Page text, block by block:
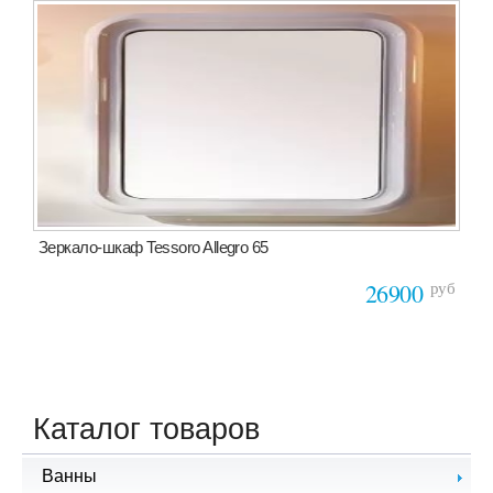
Каталог товаров
Ванны
Зеркало-шкаф Tessoro Allegro 65
26900 руб